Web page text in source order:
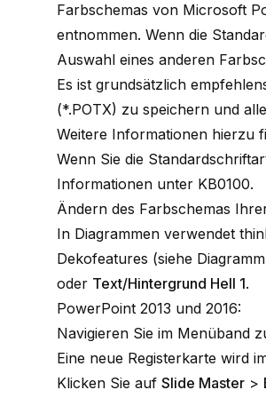
Farbschemas von Microsoft
entnommen. Wenn die
Auswahl eines anderen
Es ist grundsätzlich
(*.POTX) zu speichern und
Weitere Informationen hierzu
Wenn Sie die
Informationen unter KB0100.
Ändern des Farbschemas
In Diagrammen verwendet
Dekofeatures (siehe
oder Text/Hintergrund Hell 1.
PowerPoint 2013 und 2016:
Navigieren Sie im Menüband
Eine neue Registerkarte wird
Klicken Sie auf Slide Master >